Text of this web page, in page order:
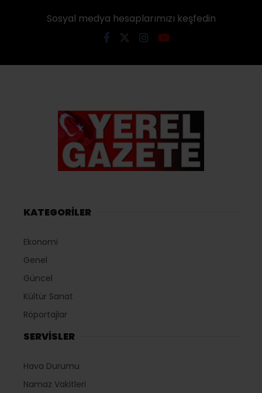
Sosyal medya hesaplarımızı keşfedin
KATEGORİLER
Ekonomi
Genel
Güncel
Kültür Sanat
Röportajlar
SERVİSLER
Hava Durumu
Namaz Vakitleri